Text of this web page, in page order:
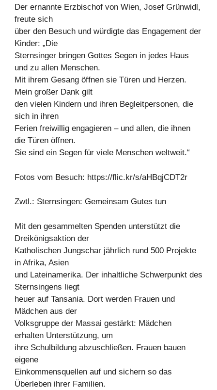
Der ernannte Erzbischof von Wien, Josef Grünwidl,
freute sich
über den Besuch und würdigte das Engagement der
Kinder: „Die
Sternsinger bringen Gottes Segen in jedes Haus
und zu allen Menschen.
Mit ihrem Gesang öffnen sie Türen und Herzen.
Mein großer Dank gilt
den vielen Kindern und ihren Begleitpersonen, die
sich in ihren
Ferien freiwillig engagieren – und allen, die ihnen
die Türen öffnen.
Sie sind ein Segen für viele Menschen weltweit.“
Fotos vom Besuch: https://flic.kr/s/aHBqjCDT2r
Zwtl.: Sternsingen: Gemeinsam Gutes tun
Mit den gesammelten Spenden unterstützt die
Dreikönigsaktion der
Katholischen Jungschar jährlich rund 500 Projekte
in Afrika, Asien
und Lateinamerika. Der inhaltliche Schwerpunkt des
Sternsingens liegt
heuer auf Tansania. Dort werden Frauen und
Mädchen aus der
Volksgruppe der Massai gestärkt: Mädchen
erhalten Unterstützung, um
ihre Schulbildung abzuschließen. Frauen bauen
eigene
Einkommensquellen auf und sichern so das
Überleben ihrer Familien.